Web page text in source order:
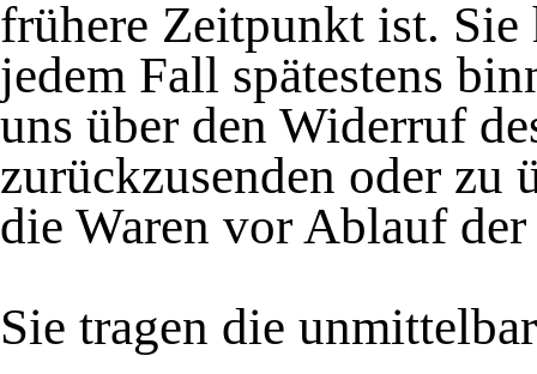
frühere Zeitpunkt ist.
jedem Fall spätestens
uns über den Widerruf
zurückzusenden oder zu
die Waren vor Ablauf
Sie tragen die